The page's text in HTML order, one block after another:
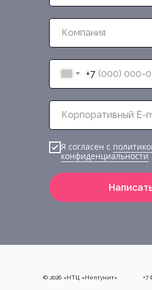
+7
Я согласен с
конфиденциальности
© 2026 «НТЦ «Нептунит» +7